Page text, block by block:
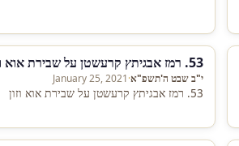
53. רמז אבגיתץ קרעשטן על שבירת אוא וזון
י"ב שבט ה'תשפ"א·
January 25, 2021
53. רמז אבגיתץ קרעשטן על שבירת אוא וזון